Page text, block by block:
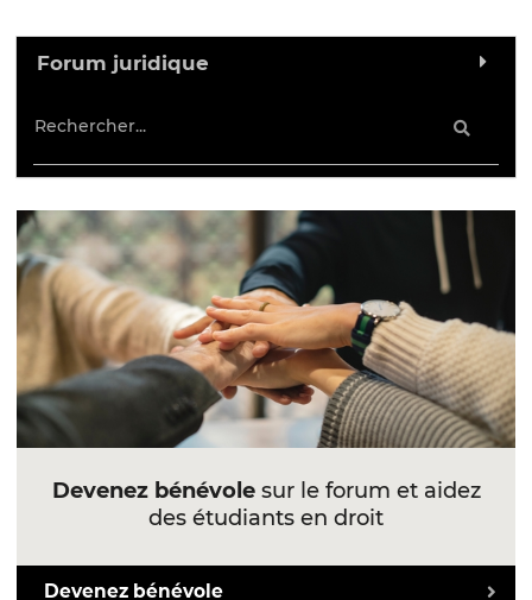
Forum juridique
Devenez bénévolesur le forum et aidez
des étudiants en droit
Devenez bénévole